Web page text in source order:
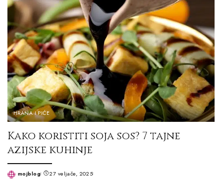
HRANA I PIĆE
Kako koristiti soja sos? 7 tajne
azijske kuhinje
Postedmojblog 27 veljače, 2025